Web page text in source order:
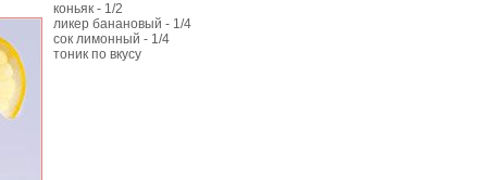
коньяк - 1/2
ликер банановый - 1/4
сок лимонный - 1/4
тоник по вкусу